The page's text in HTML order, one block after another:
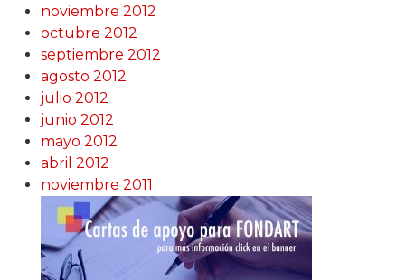
noviembre 2012
octubre 2012
septiembre 2012
agosto 2012
julio 2012
junio 2012
mayo 2012
abril 2012
noviembre 2011